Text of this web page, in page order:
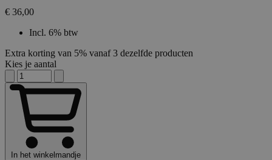
€ 36,00
Incl. 6% btw
Extra korting van 5% vanaf 3 dezelfde producten
Kies je aantal
In het winkelmandje